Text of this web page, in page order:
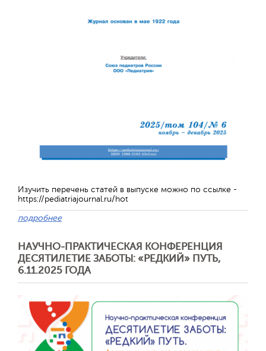
Изучить перечень статей в выпуске можно по ссылке -
https://pediatriajournal.ru/hot
подробнее
НАУЧНО-ПРАКТИЧЕСКАЯ КОНФЕРЕНЦИЯ
ДЕСЯТИЛЕТИЕ ЗАБОТЫ: «РЕДКИЙ» ПУТЬ,
6.11.2025 ГОДА